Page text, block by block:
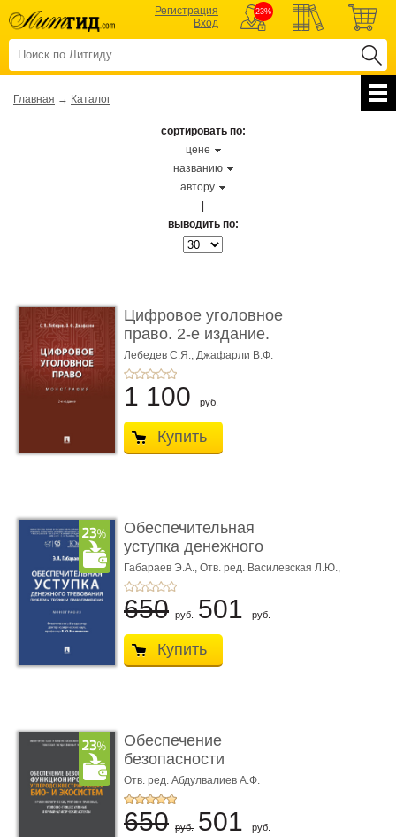
Регистрация
Вход
23%
Главная → Каталог
сортировать по:
цене
названию
автору
выводить по:
Цифровое уголовное
право. 2-е издание.
Монограф ...
Лебедев С.Я., Джафарли В.Ф.
1 100 руб.
Купить
Обеспечительная
уступка денежного
требования ...
Габараев Э.А., Отв. ред. Василевская Л.Ю.,
вступ. сл. Каретина М.Г.
650 руб. 501 руб.
Купить
Обеспечение
безопасности
функционирования уг
...
Отв. ред. Абдулвалиев А.Ф.
650 руб. 501 руб.